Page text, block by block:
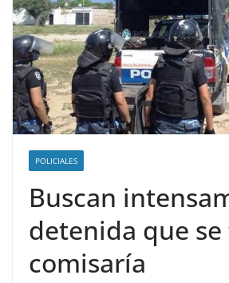
POLICIALES
Buscan
detenida que
comisaría